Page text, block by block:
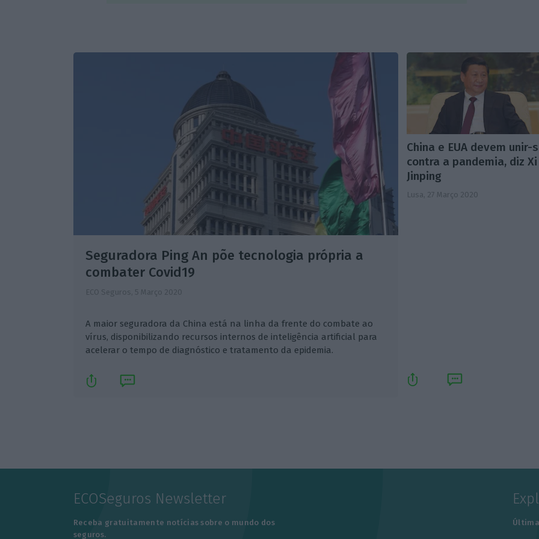
Seguradora Ping An põe tecnologia própria a
combater Covid19
ECO Seguros, 5 Março 2020
A maior seguradora da China está na linha da frente do combate ao
vírus, disponibilizando recursos internos de inteligência artificial para
acelerar o tempo de diagnóstico e tratamento da epidemia.
China e EUA devem unir-
contra a pandemia, diz Xi
Jinping
Lusa, 27 Março 2020
ECOSeguros Newsletter
Receba gratuitamente notícias sobre o mundo dos
seguros.